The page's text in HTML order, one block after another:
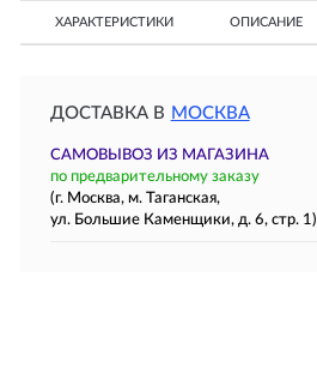
ХАРАКТЕРИСТИКИ ОПИСАНИЕ
ДОСТАВКА В МОСКВА
САМОВЫВОЗ ИЗ МАГАЗИНА
по предварительному заказу
(г. Москва, м. Таганская,
ул. Большие Каменщики, д. 6, стр. 1)